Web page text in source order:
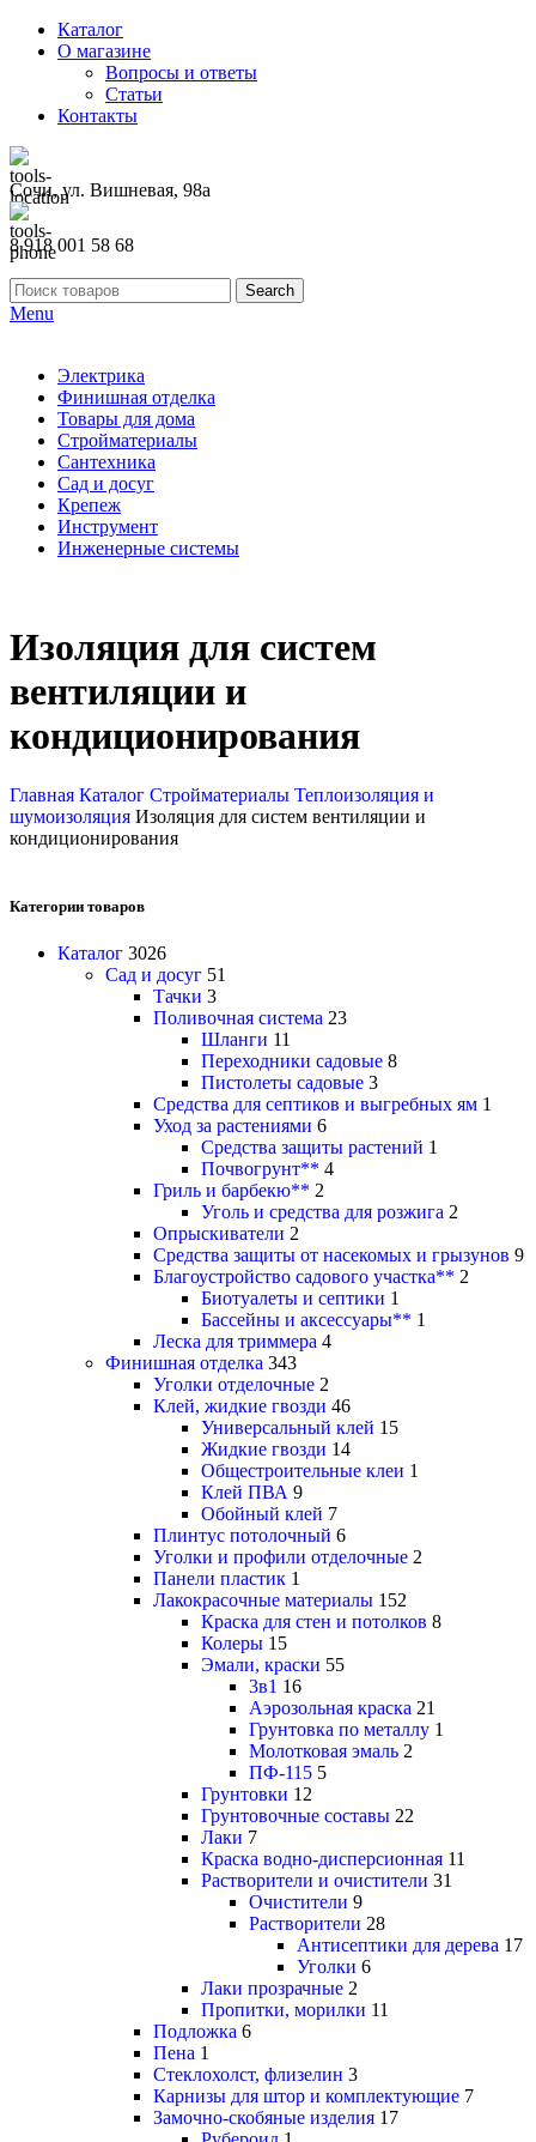
Каталог
О магазине
Вопросы и ответы
Статьи
Контакты
Сочи, ул. Вишневая, 98а
8 918 001 58 68
Search
Menu
Электрика
Финишная отделка
Товары для дома
Стройматериалы
Сантехника
Сад и досуг
Крепеж
Инструмент
Инженерные системы
Изоляция для систем
вентиляции и
кондиционирования
Главная Каталог Стройматериалы Теплоизоляция и
шумоизоляция Изоляция для систем вентиляции и
кондиционирования
Категории товаров
Каталог 3026
Сад и досуг 51
Тачки 3
Поливочная система 23
Шланги 11
Переходники садовые 8
Пистолеты садовые 3
Средства для септиков и выгребных ям 1
Уход за растениями 6
Средства защиты растений 1
Почвогрунт** 4
Гриль и барбекю** 2
Уголь и средства для розжига 2
Опрыскиватели 2
Средства защиты от насекомых и грызунов 9
Благоустройство садового участка** 2
Биотуалеты и септики 1
Бассейны и аксессуары** 1
Леска для триммера 4
Финишная отделка 343
Уголки отделочные 2
Клей, жидкие гвозди 46
Универсальный клей 15
Жидкие гвозди 14
Общестроительные клеи 1
Клей ПВА 9
Обойный клей 7
Плинтус потолочный 6
Уголки и профили отделочные 2
Панели пластик 1
Лакокрасочные материалы 152
Краска для стен и потолков 8
Колеры 15
Эмали, краски 55
3в1 16
Аэрозольная краска 21
Грунтовка по металлу 1
Молотковая эмаль 2
ПФ-115 5
Грунтовки 12
Грунтовочные составы 22
Лаки 7
Краска водно-дисперсионная 11
Растворители и очистители 31
Очистители 9
Растворители 28
Антисептики для дерева 17
Уголки 6
Лаки прозрачные 2
Пропитки, морилки 11
Подложка 6
Пена 1
Стеклохолст, флизелин 3
Карнизы для штор и комплектующие 7
Замочно-скобяные изделия 17